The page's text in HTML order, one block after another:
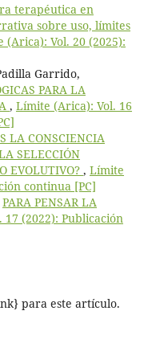
terapéutica en
sobre uso, límites
(Arica): Vol. 20 (2025):
Garrido,
PARA LA
, Límite (Arica): Vol. 16
LA CONSCIENCIA
SELECCIÓN
EVOLUTIVO? , Límite
continua [PC]
PARA PENSAR LA
(2022): Publicación
para este artículo.